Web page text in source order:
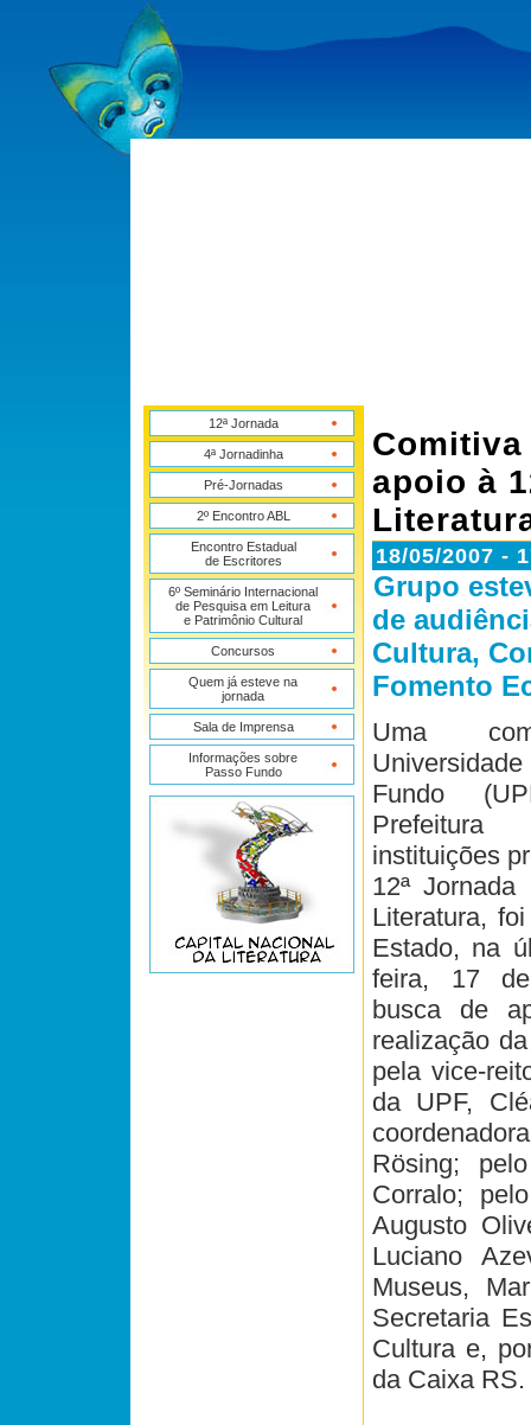
12ª Jornada
4ª Jornadinha
Pré-Jornadas
2º Encontro ABL
Encontro Estadual
de Escritores
6º Seminário Internacional
de Pesquisa em Leitura
e Patrimônio Cultural
Concursos
Quem já esteve na
jornada
Sala de Imprensa
Informações sobre
Passo Fundo
apoio à
18/05/2007 -
Grupo
de
Cultura,
Fomento
Uma
Fundo
Prefeitura
instituições
12ª
Literatura,
Estado, na
feira, 17
busca de
realização
pela vice-
da UPF,
Rösing;
Corralo;
Augusto
Luciano
Museus,
Secretaria
Cultura e,
da Caixa RS.